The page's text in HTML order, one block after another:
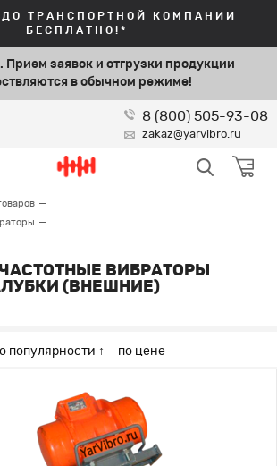
ТРАНСПОРТНОЙ КОМПАНИИ
БЕСПЛАТНО!*
Прием заявок и отгрузки продукции
в обычном режиме!
8 (800) 505-93-08
zakaz@yarvibro.ru
ВИБРАТОРЫ
(ВНЕШНИЕ)
популярности ↑ по цене